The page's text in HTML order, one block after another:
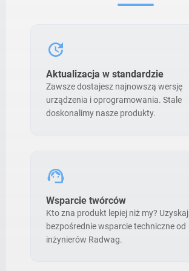
update
Aktualizacja w standardzie
Zawsze dostajesz najnowszą wersję
urządzenia i oprogramowania. Stale
doskonalimy nasze produkty.
support_agent
Wsparcie twórców
Kto zna produkt lepiej niż my? Uzyskaj
bezpośrednie wsparcie techniczne od
inżynierów Radwag.